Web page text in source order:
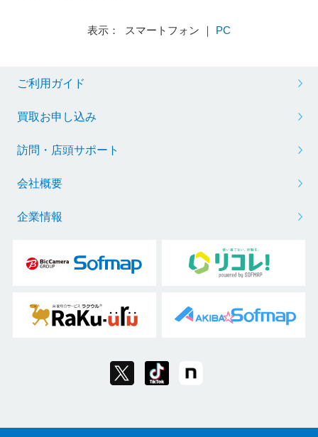
表示： スマートフォン ｜ PC
ご利用ガイド
買取お申し込み
訪問・店頭サポート
会社概要
企業情報